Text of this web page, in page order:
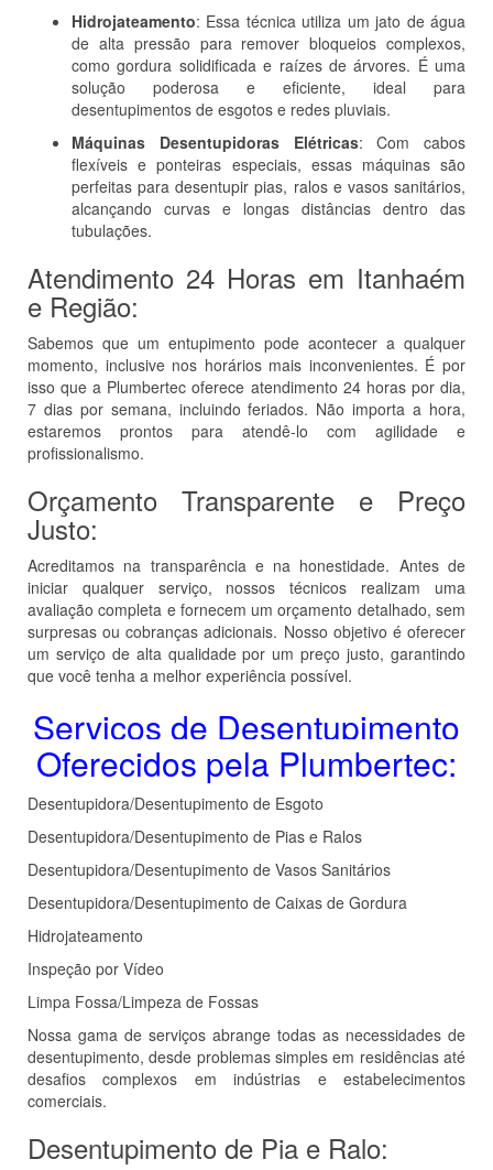
Hidrojateamento: Essa técnica utiliza um jato de água
de alta pressão para remover bloqueios complexos,
como gordura solidificada e raízes de árvores. É uma
solução poderosa e eficiente, ideal para
desentupimentos de esgotos e redes pluviais.
Máquinas Desentupidoras Elétricas: Com cabos
flexíveis e ponteiras especiais, essas máquinas são
perfeitas para desentupir pias, ralos e vasos sanitários,
alcançando curvas e longas distâncias dentro das
tubulações.
Atendimento 24 Horas em Itanhaém
e Região:
Sabemos que um entupimento pode acontecer a qualquer
momento, inclusive nos horários mais inconvenientes. É por
isso que a Plumbertec oferece atendimento 24 horas por dia,
7 dias por semana, incluindo feriados. Não importa a hora,
estaremos prontos para atendê-lo com agilidade e
profissionalismo.
Orçamento Transparente e Preço
Justo:
Acreditamos na transparência e na honestidade. Antes de
iniciar qualquer serviço, nossos técnicos realizam uma
avaliação completa e fornecem um orçamento detalhado, sem
surpresas ou cobranças adicionais. Nosso objetivo é oferecer
um serviço de alta qualidade por um preço justo, garantindo
que você tenha a melhor experiência possível.
Serviços de Desentupimento
Oferecidos pela Plumbertec:
Desentupidora/Desentupimento de Esgoto
Desentupidora/Desentupimento de Pias e Ralos
Desentupidora/Desentupimento de Vasos Sanitários
Desentupidora/Desentupimento de Caixas de Gordura
Hidrojateamento
Inspeção por Vídeo
Limpa Fossa/Limpeza de Fossas
Nossa gama de serviços abrange todas as necessidades de
desentupimento, desde problemas simples em residências até
desafios complexos em indústrias e estabelecimentos
comerciais.
Desentupimento de Pia e Ralo: